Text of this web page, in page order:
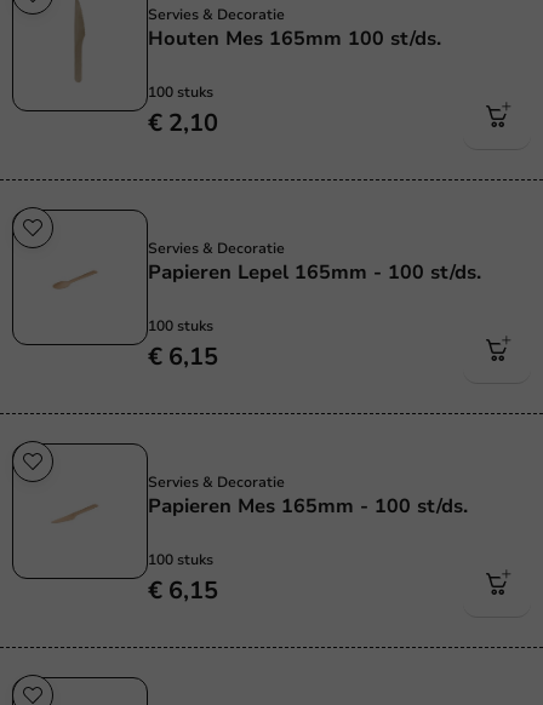
Servies & Decoratie
Houten Mes 165mm 100 st/ds.
100 stuks
€ 2,10
Servies & Decoratie
Papieren Lepel 165mm - 100 st/ds.
100 stuks
€ 6,15
Servies & Decoratie
Papieren Mes 165mm - 100 st/ds.
100 stuks
€ 6,15